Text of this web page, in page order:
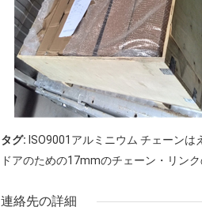
タグ: ISO9001アルミニウム チェーンは
ドアのための17mmのチェーン・リン
連絡先の詳細